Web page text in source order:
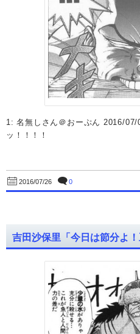
1: 名無しさん＠おーぷん 2016/
ッ！！！！
2016/07/26 0
吉田沙保里「今日は節分よ！